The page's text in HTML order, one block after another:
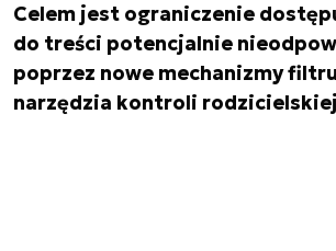
Celem jest ograniczenie
do treści potencjalnie
poprzez nowe mechanizmy
narzędzia kontroli